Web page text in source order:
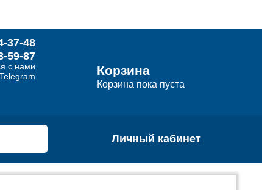
37-48
59-87
с нами
Корзина
Корзина пока пуста
Личный кабинет